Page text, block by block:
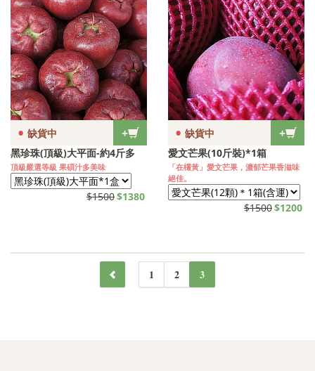
+
• 缺貨中
黑珍珠(頂級)大平面-約4斤多
頂級嚴選等級 果碩汁多美味
$1500$1380
+
• 缺貨中
愛文芒果(10斤裝)*1箱
「在欉黃」愛文芒果，濃郁芒果香滋味
絕佳。
$1500$1200
1 2 3